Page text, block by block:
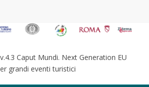
Caput Mundi. Next Generation EU
grandi eventi turistici